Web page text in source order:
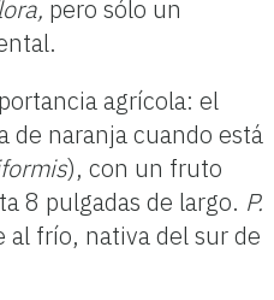
pero sólo un
agrícola: el
de naranja cuando está
), con un fruto
8 pulgadas de largo. P.
al frío, nativadel sur de